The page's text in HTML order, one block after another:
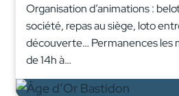
Organisation d’animations :
société, repas au siège, loto
découverte… Permanences les
de 14h à…